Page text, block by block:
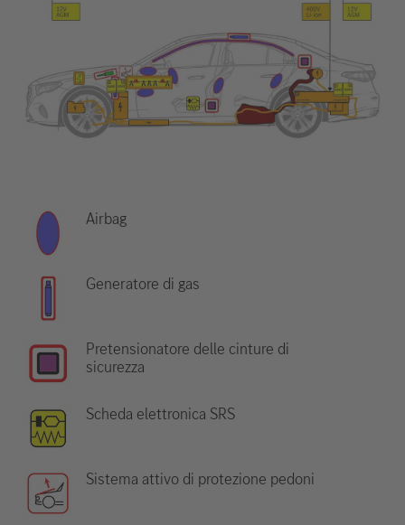
Airbag
Generatore di gas
Pretensionatore delle cinture di
sicurezza
Scheda elettronica SRS
Sistema attivo di protezione pedoni